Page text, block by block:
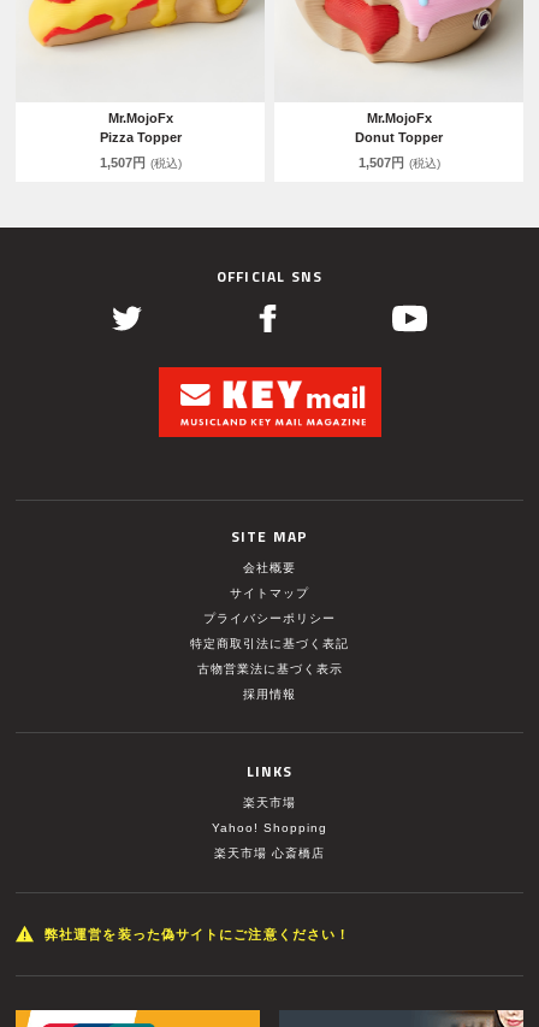
Mr.MojoFx
Pizza Topper
1,507円 (税込)
Mr.MojoFx
Donut Topper
1,507円 (税込)
OFFICIAL SNS
SITE MAP
会社概要
サイトマップ
プライバシーポリシー
特定商取引法に基づく表記
古物営業法に基づく表示
採用情報
LINKS
楽天市場
Yahoo! Shopping
楽天市場 心斎橋店
弊社運営を装った偽サイトにご注意ください！